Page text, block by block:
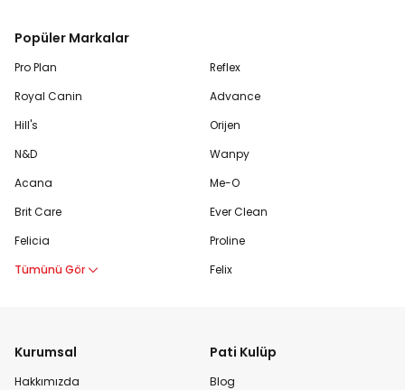
Popüler Markalar
Pro Plan
Royal Canin
Hill's
N&D
Acana
Brit Care
Felicia
Tümünü Gör
Reflex
Advance
Orijen
Wanpy
Me-O
Ever Clean
Proline
Felix
Kurumsal
Hakkımızda
Pati Kulüp
Blog